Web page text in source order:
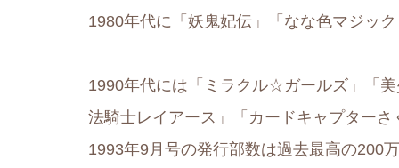
1980年代に「妖鬼妃伝」「なな色マジッ
1990年代には「ミラクル☆ガールズ」「
法騎士レイアース」「カードキャプターさ
1993年9月号の発行部数は過去最高の200